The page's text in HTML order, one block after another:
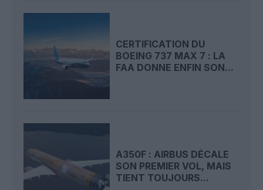
CERTIFICATION DU
BOEING 737 MAX 7 : LA
FAA DONNE ENFIN SON...
A350F : AIRBUS DÉCALE
SON PREMIER VOL, MAIS
TIENT TOUJOURS...